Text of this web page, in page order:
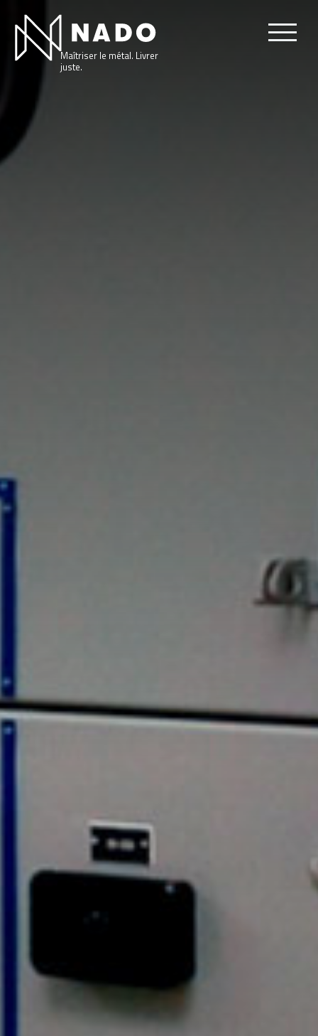
Maîtriser le métal. Livrer
juste.